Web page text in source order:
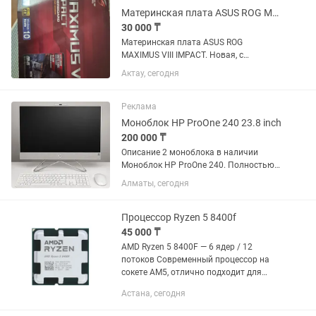
Материнская плата ASUS ROG MAXIMUS VIII IMPACT
30 000 ₸
Материнская плата ASUS ROG
MAXIMUS VIII IMPACT. Новая, с
аксессуарами, документацией. Чипсет:
Z170 Формат: Mini-ITX Сокет: 1151
разъём: 4 штуки, SATA 6Gb/s Разъём...
Актау, сегодня
Реклама
Моноблок HP ProOne 240 23.8 inch
200 000 ₸
Описание 2 моноблока в наличии
Моноблок HP ProOne 240. Полностью
интегрированные и
автоматизированные функции
BIOSphere 6-го поколения позволяют
повысить...
Алматы, сегодня
Процессор Ryzen 5 8400f
45 000 ₸
AMD Ryzen 5 8400F — 6 ядер / 12
потоков Современный процессор на
сокете AM5, отлично подходит для
на архитектуре Zen 4, обеспечивает
Астана, сегодня